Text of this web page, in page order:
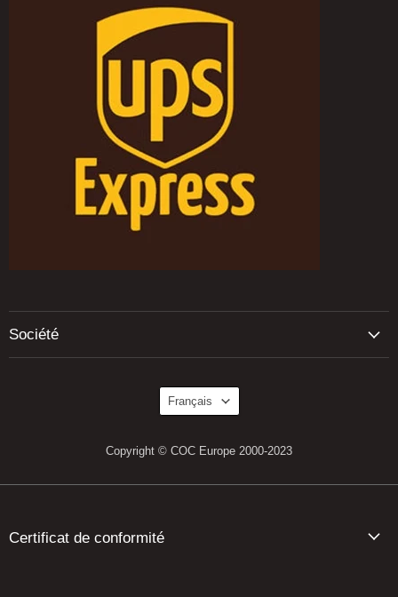
Société
Copyright © COC Europe 2000-2023
Langue
Français
Certificat de conformité